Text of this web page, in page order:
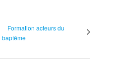
Formation acteurs du
baptême